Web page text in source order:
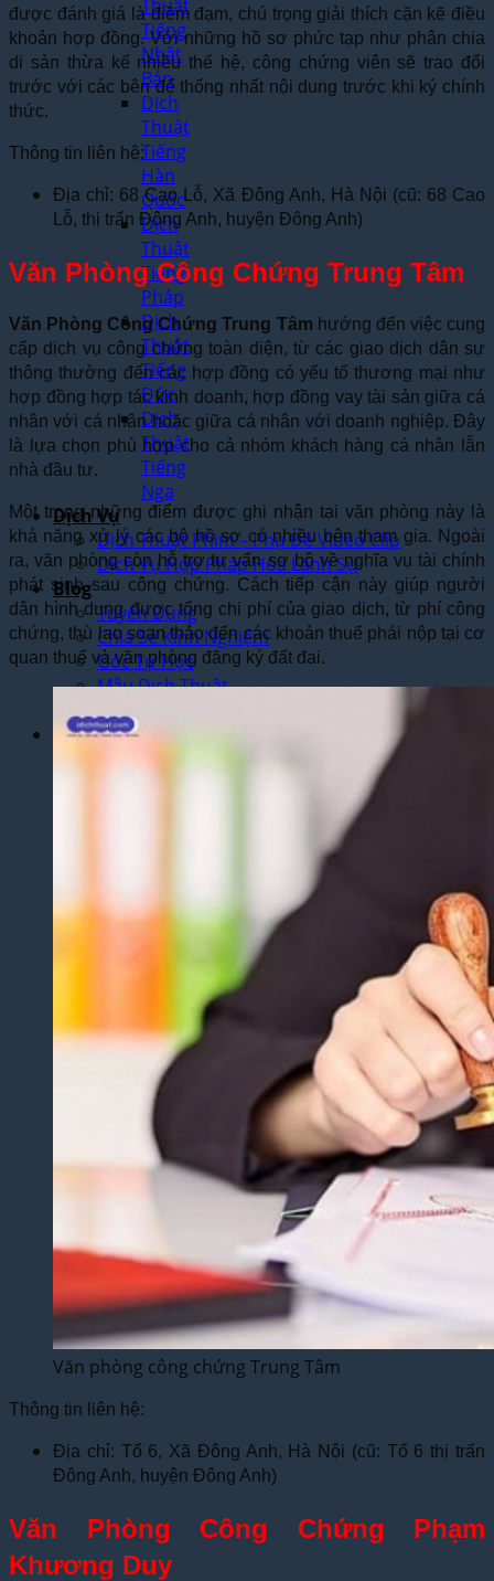
Thuật
Tiếng
Nhật
Bản
Dịch
Thuật
Tiếng
Hàn
Quốc
Dịch
Thuật
Tiếng
Pháp
Dịch
Thuật
Tiếng
Đức
Dịch
Thuật
Tiếng
Nga
Dịch Vụ
Dịch Thuật Phim – Phụ Đề Video Clip
Dịch Vụ Hợp Pháp Hóa Lãnh Sự
Blog
Tuyển Dụng
Chia Sẻ Kinh Nghiệm
Góc Tự Học
Mẫu Dịch Thuật
Dịch Thuật Vì Cộng Đồng
Liên Hệ & Thanh toán
được đánh giá là điềm đạm, chú trọng giải thích cặn kẽ điều
khoản hợp đồng. Với những hồ sơ phức tạp như phân chia
di sản thừa kế nhiều thế hệ, công chứng viên sẽ trao đổi
trước với các bên để thống nhất nội dung trước khi ký chính
thức.
Thông tin liên hệ:
Địa chỉ: 68 Cao Lỗ, Xã Đông Anh, Hà Nội (cũ: 68 Cao
Lỗ, thị trấn Đông Anh, huyện Đông Anh)
Văn Phòng Công Chứng Trung Tâm
Văn Phòng Công Chứng Trung Tâm hướng đến việc cung
cấp dịch vụ công chứng toàn diện, từ các giao dịch dân sự
thông thường đến các hợp đồng có yếu tố thương mại như
hợp đồng hợp tác kinh doanh, hợp đồng vay tài sản giữa cá
nhân với cá nhân hoặc giữa cá nhân với doanh nghiệp. Đây
là lựa chọn phù hợp cho cả nhóm khách hàng cá nhân lẫn
nhà đầu tư.
Một trong những điểm được ghi nhận tại văn phòng này là
khả năng xử lý các bộ hồ sơ có nhiều bên tham gia. Ngoài
ra, văn phòng còn hỗ trợ tư vấn sơ bộ về nghĩa vụ tài chính
phát sinh sau công chứng. Cách tiếp cận này giúp người
dân hình dung được tổng chi phí của giao dịch, từ phí công
chứng, thù lao soạn thảo đến các khoản thuế phải nộp tại cơ
quan thuế và văn phòng đăng ký đất đai.
Văn phòng công chứng Trung Tâm
Thông tin liên hệ:
Địa chỉ: Tổ 6, Xã Đông Anh, Hà Nội (cũ: Tổ 6 thị trấn
Đông Anh, huyện Đông Anh)
Văn Phòng Công Chứng Phạm
Khương Duy